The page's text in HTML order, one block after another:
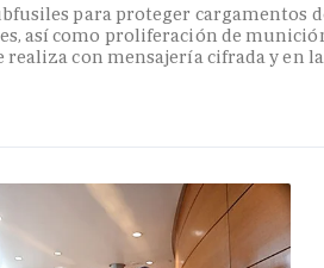
para proteger cargamentos
así como proliferación de
realiza con mensajería cifrada y en la